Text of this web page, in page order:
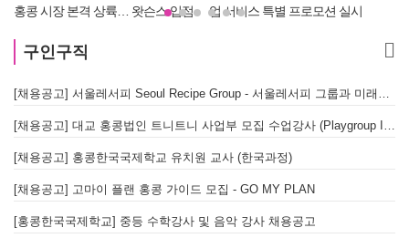
홍콩 시장 본격 상륙… 왓슨스 입점
업 서비스 특별 프로모션 실시
구인구직
[채용공고] 서울레서피 Seoul Recipe Group - 서울레서피 그룹과 미래를 함께할 유능한 인재를 모십니다
[채용공고] 대교 홍콩법인 트니트니 사업부 모집 수업강사 (Playgroup Instructor)
[채용공고] 홍콩한국국제학교 유치원 교사 (한국과정)
[채용공고] 고마이 플랜 홍콩 가이드 모집 - GO MY PLAN
[홍콩한국국제학교] 중등 수학강사 및 음악 강사 채용공고